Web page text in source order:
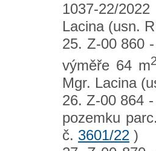
1037-22/
Lacina (usn.
25. Z-00 860
výměře 64 m
Mgr. Lacina
26. Z-00 864
pozemku
č. 3601/22 )